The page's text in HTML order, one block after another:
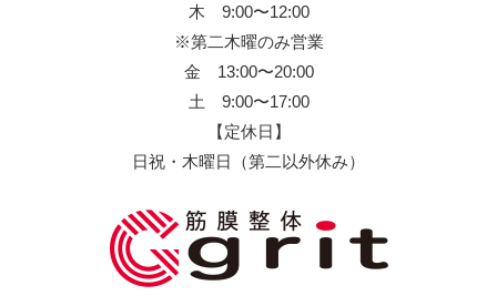
木 9:00〜12:00
※第二木曜のみ営業
金 13:00〜20:00
土 9:00〜17:00
【定休日】
日祝・木曜日（第二以外休み）